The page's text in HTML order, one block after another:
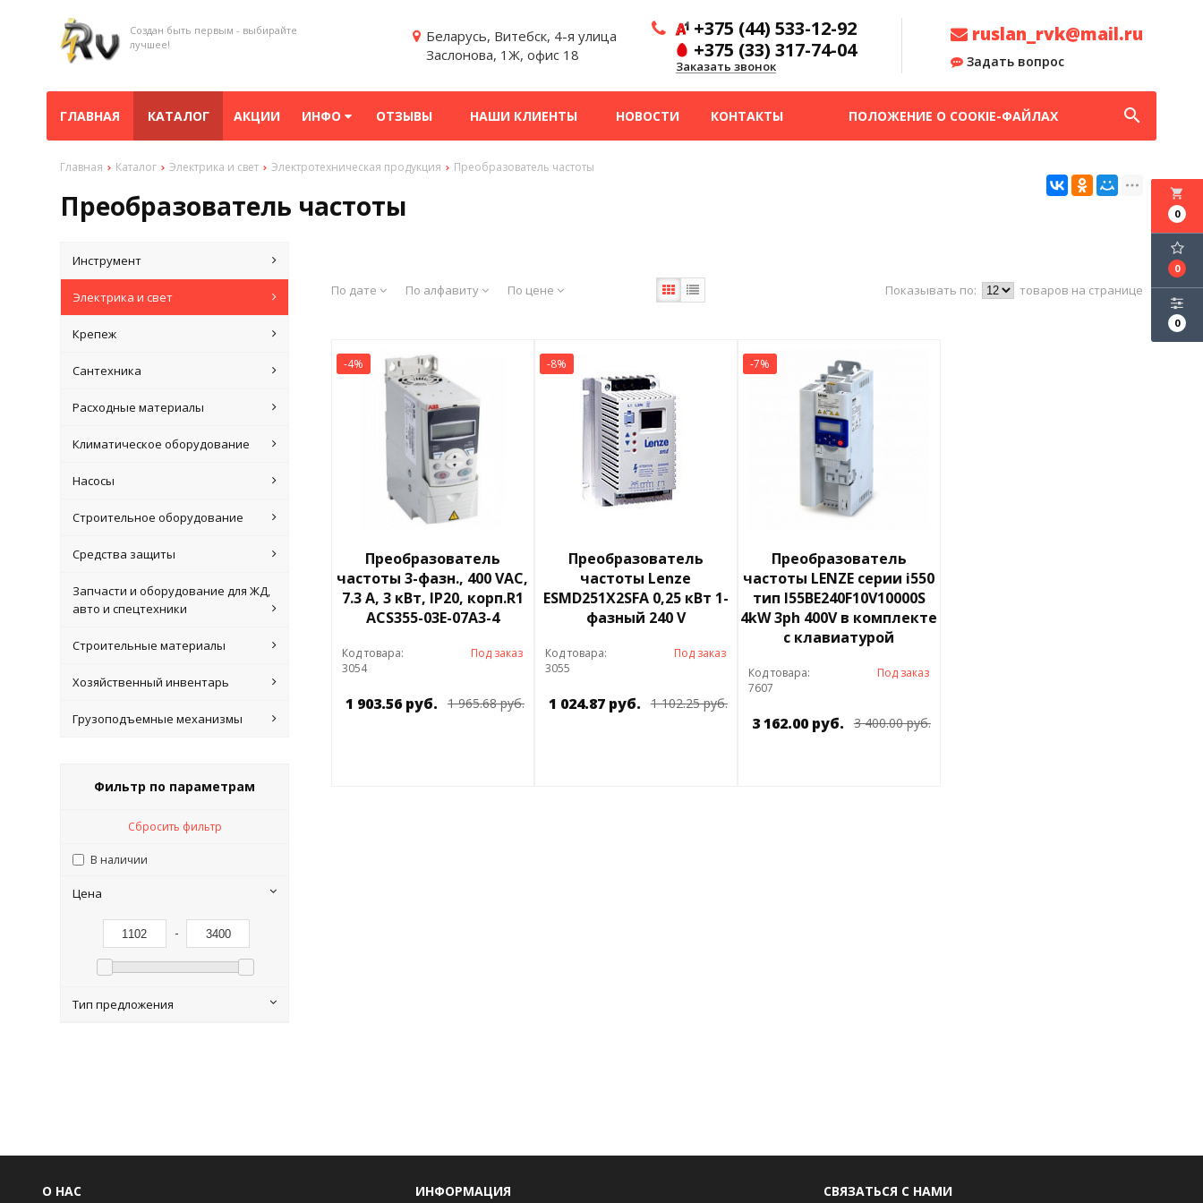
Создан быть первым - выбирайте
лучшее!
Беларусь, Витебск, 4-я улица
Заслонова, 1Ж, офис 18
+375 (44) 533-12-92
+375 (33) 317-74-04
Заказать звонок
ruslan_rvk@mail.ru
Задать вопрос
ГЛАВНАЯ КАТАЛОГ АКЦИИ ИНФО ОТЗЫВЫ НАШИ КЛИЕНТЫ НОВОСТИ КОНТАКТЫ ПОЛОЖЕНИЕ О COOKIE-ФАЙЛАХ search
Главная Каталог Электрика и свет Электротехническая продукция Преобразователь частоты
Преобразователь частоты local_grocery_store
0
0
0
Инструмент
Электрика и свет
Крепеж
Сантехника
Расходные материалы
Климатическое оборудование
Насосы
Строительное оборудование
Средства защиты
Запчасти и оборудование для ЖД,
авто и спецтехники
Строительные материалы
Хозяйственный инвентарь
Грузоподъемные механизмы
Фильтр по параметрам
Сбросить фильтр
В наличии
Цена
-
Тип предложения
По дате По алфавиту По цене Показывать по: товаров на странице
-4%
Преобразователь
частоты 3-фазн., 400 VAC,
7.3 А, 3 кВт, IP20, корп.R1
ACS355-03E-07A3-4
Код товара:
3054
Под заказ
1 903.56 руб. 1 965.68 руб.
-8%
Преобразователь
частоты Lenze
ESMD251X2SFA 0,25 кВт 1-
фазный 240 V
Код товара:
3055
Под заказ
1 024.87 руб. 1 102.25 руб.
-7%
Преобразователь
частоты LENZE серии i550
тип I55BE240F10V10000S
4kW 3ph 400V в комплекте
с клавиатурой
Код товара:
7607
Под заказ
3 162.00 руб. 3 400.00 руб.
О НАС ИНФОРМАЦИЯ СВЯЗАТЬСЯ С НАМИ